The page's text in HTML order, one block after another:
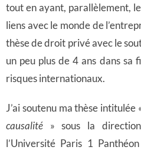
tout en ayant, parallèlement,
liens avec le monde de
thèse de droit privé avec le
un peu plus de 4 ans dans sa
risques internationaux.
J’ai soutenu ma thèse intitulée
causalité » sous la
l’Université Paris 1